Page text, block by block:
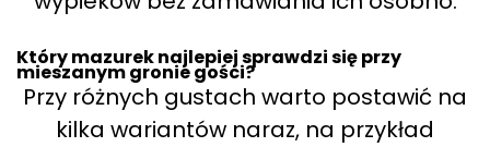
Który mazurek najlepiej sprawdzi się przy
mieszanym gronie gości?
Przy różnych gustach warto postawić na
kilka wariantów naraz, na przykład